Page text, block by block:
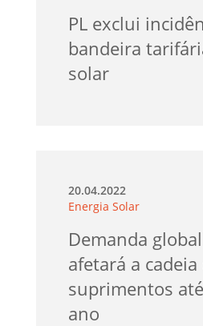
PL exclui
bandeira
solar
20.04.2022
Energia Solar
Demanda
afetará a cadeia
suprimentos
ano